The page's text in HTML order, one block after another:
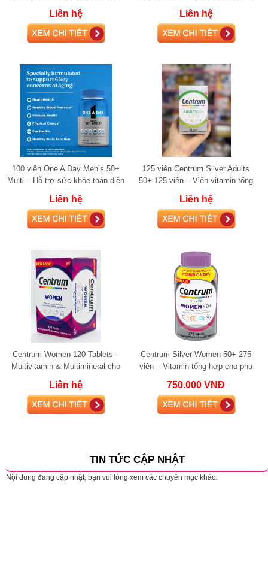
Giới
Liên hệ
năng lượng, miễn dịch và tim
mạch cho nam
Liên hệ
100 viên One A Day Men’s 50+
Multi – Hỗ trợ sức khỏe toàn diện
cho nam giới trên 50 tuổi
Liên hệ
125 viên Centrum Silver Adults
50+ 125 viên – Viên vitamin tổng
hợp cho ngưòi già
Liên hệ
Centrum Women 120 Tablets –
Multivitamin & Multimineral cho
nữ giới
Liên hệ
Centrum Silver Women 50+ 275
viên – Vitamin tổng hợp cho phụ
750.000 VNĐ
TIN TỨC CẬP NHẬT
Nội dung đang cập nhật, bạn vui lòng xem các chuyên mục khác.